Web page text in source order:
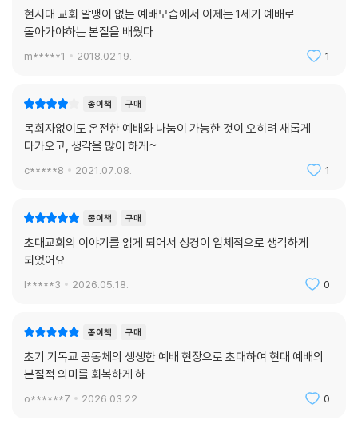
소녀가 말했다. “노래인데요. 제가 만든 거고요. 하나님이 지으신 온갖 만
물들에 대한 거예요.”소녀가 노래했다. 아주 자신 있고 맑고 진심 어린 목
소리였다. 노래가 끝나자 모두가 박수를 쳤다. 물론 아이들의 박수소리가
제일 컸다. 아리스도불로는 낭랑한 목소리로 ‘브라보’를 외쳤다! 브리스가
갖고 들어왔다. 사과, 포도, 배, 무화과가 보였다. 우리는 대접에 담긴 물로
손가락을 깨끗이 씻고 수건으로 닦은 다음과일을 골라 들었다. 여기저기서
삼삼오오 모여 대화를 나누는 동안(바로 옆에 있는 모임에서는 경기장에
서 벌어진 전차 경주의 윤리성에 대한 토론이 한창이었다), 참석한 사람들
이 보여 준 모임 참여도를 곰곰이 생각해 보았다. 이런 열띤 토론은 나로서
행되는 동안 손님들은 최대한 자유를 만끽하며 주변에서 일어나는 일은 아
랑곳하지 않고 편지를 쓰거나 받아쓰게 하거나, 이웃과 비즈니스를 하거
나, 꾸벅꾸벅 조는 일이 허다했다. 이 모임의 참석자들은 예의 바르게도 남
은 음식과 포도주를 함부로 바닥에 버리지도 않았다. 다소 산만하긴 했으
받았다. 내가 아는 한, 그때까지 일어난 일들 가운데 종교적인 내용이라곤
거의 없었다. 사람들이 기대하는 예전의 틀은 고사하고, 어째서 사제조차
없단 말인가. 아니면 더 진정한 종교성과 같은 무언가가 또 있었던 것일까?
---「종교적 격식에 매이지 않은 모임」중에서
현시대 교회 알맹이 없는 예배모습에서 이제는 1세기 예배로
돌아가야하는 본질을 배웠다
m*****1 2018.02.19. 1
종이책 구매
목회자없이도 온전한 예배와 나눔이 가능한 것이 오히려 새롭게
다가오고, 생각을 많이 하게~
c*****8 2021.07.08. 1
종이책 구매
초대교회의 이야기를 읽게 되어서 성경이 입체적으로 생각하게
되었어요
l*****3 2026.05.18. 0
종이책 구매
초기 기독교 공동체의 생생한 예배 현장으로 초대하여 현대 예배의
본질적 의미를 회복하게 하
o******7 2026.03.22. 0